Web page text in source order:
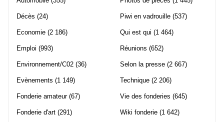
Décès (24)
Economie (2 186)
Emploi (993)
Environnement/C02 (36)
Evènements (1 149)
Fonderie amateur(67)
Fonderie d'art (291)
Piwi en vadrouille (537)
Qui est qui (1 464)
Réunions (652)
Selon la presse (2 667)
Technique (2 206)
Vie des fonderies (645)
Wiki fonderie (1 642)